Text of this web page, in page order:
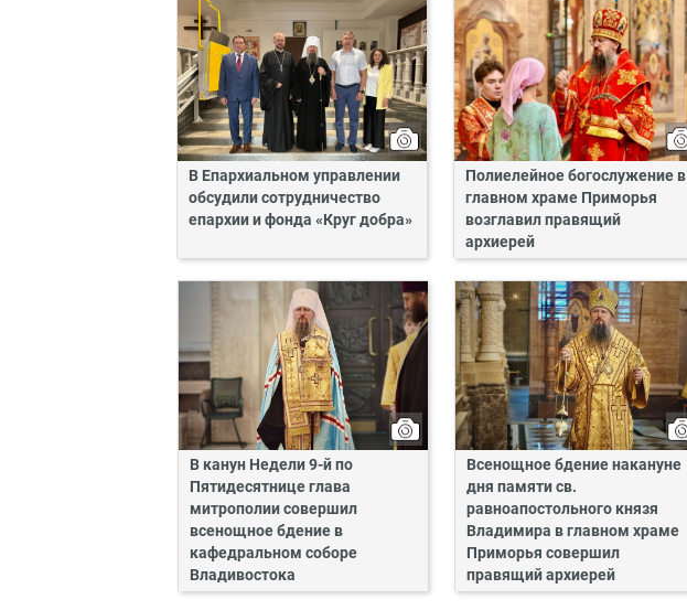
В Епархиальном управлении
обсудили сотрудничество
епархии и фонда «Круг добра»
Полиелейное богослужение в
главном храме Приморья
возглавил правящий
архиерей
В канун Недели 9-й по
Пятидесятнице глава
митрополии совершил
всенощное бдение в
кафедральном соборе
Владивостока
Всенощное бдение накануне
дня памяти св.
равноапостольного князя
Владимира в главном храме
Приморья совершил
правящий архиерей